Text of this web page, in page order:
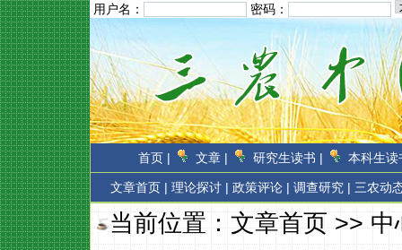
用户名： 密码：
首页 | 文章 | 研究生读书 | 本科生读
文章首页 | 理论探讨 | 政策评论 | 调查研究 | 三农动
当前位置：文章首页>>中